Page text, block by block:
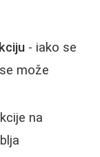
- iako se
može
na